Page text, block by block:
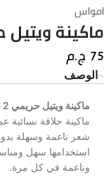
امواس
ماكينة ويتيل
75ج.م
الوصف
ماكينة ويتيل حريمي 2 ق
ماكينة حلاقة نسائية
شعر ناعمة وسهلة
استخدامها سهل
وناعمة في كل مرة.